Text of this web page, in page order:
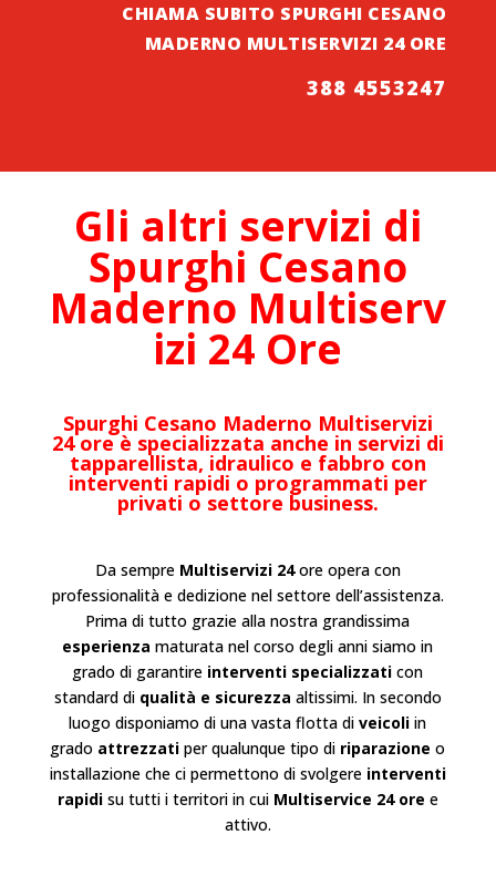
CHIAMA SUBITO SPURGHI CESANO
MADERNO MULTISERVIZI 24 ORE
388 4553247
Gli altri servizi di
Spurghi Cesano
Maderno Multiserv
izi 24 Ore
Spurghi Cesano Maderno Multiservizi
24 ore è specializzata anche in servizi di
tapparellista, idraulico e fabbro con
interventi rapidi o programmati per
privati o settore business.
Da sempre Multiservizi 24ore opera con
professionalità e dedizione nel settore dell’assistenza.
Prima di tutto grazie alla nostra grandissima
esperienza maturata nel corso degli anni siamo in
grado di garantire interventi specializzati con
standard di qualità e sicurezza altissimi. In secondo
luogo disponiamo di una vasta flotta diveicoli in
grado attrezzati per qualunque tipo di riparazione o
installazioneche ci permettono di svolgere interventi
rapidisu tutti i territori in cui Multiservice 24 ore e
attivo.